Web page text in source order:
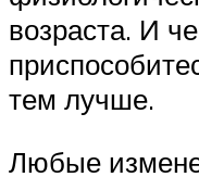
возраста. И
тем лучше.
Любые